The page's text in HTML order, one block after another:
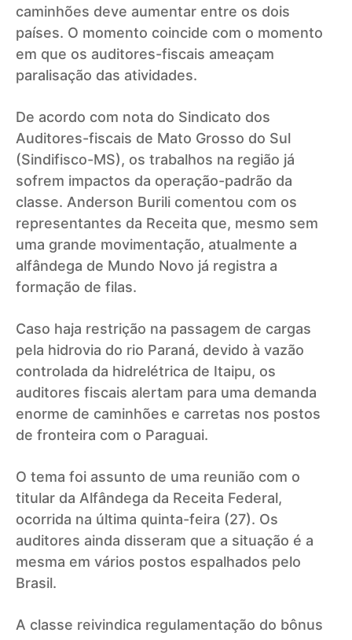
caminhões deve aumentar entre os dois
países. O momento coincide com o momento
em que os auditores-fiscais ameaçam
paralisação das atividades.
De acordo com nota do Sindicato dos
Auditores-fiscais de Mato Grosso do Sul
(Sindifisco-MS), os trabalhos na região já
sofrem impactos da operação-padrão da
classe. Anderson Burili comentou com os
representantes da Receita que, mesmo sem
uma grande movimentação, atualmente a
alfândega de Mundo Novo já registra a
formação de filas.
Caso haja restrição na passagem de cargas
pela hidrovia do rio Paraná, devido à vazão
controlada da hidrelétrica de Itaipu, os
auditores fiscais alertam para uma demanda
enorme de caminhões e carretas nos postos
de fronteira com o Paraguai.
O tema foi assunto de uma reunião com o
titular da Alfândega da Receita Federal,
ocorrida na última quinta-feira (27). Os
auditores ainda disseram que a situação é a
mesma em vários postos espalhados pelo
Brasil.
A classe reivindica regulamentação do bônus